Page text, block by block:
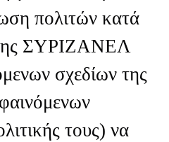
πολιτών κατά
ΣΥΡΙΖΑΝΕΛ
σχεδίων της
τους) να